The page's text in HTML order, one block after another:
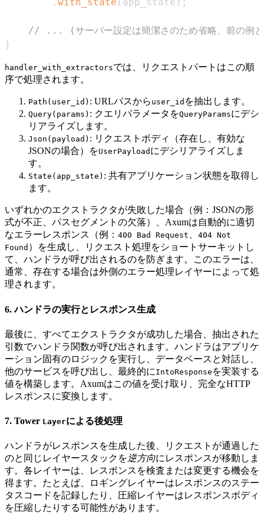
. with_state ( app_state ) ;
// ... (サーバー設定は簡潔さのため省略、前の例
}
handler_with_extractorsでは、リクエストパートはこの順
序で処理されます。
Path(user_id) : URLパスから user_id を抽出します。
Query(params) : クエリパラメータをQueryParamsにデシ
リアライズします。
Json(payload) : リクエストボディ（存在し、有効な
JSONの場合）をUserPayload にデシリアライズしま
す。
State(app_state) : 共有アプリケーション状態を取得し
ます。
いずれかのエクストラクタが失敗した場合（例：JSONの形
式が不正、パスセグメントの欠落）、Axumは自動的に適切
なエラーレスポンス（例： 400 Bad Request
404 Not
Found ）を生成し、リクエスト処理をショートサーキットし
て、ハンドラが呼び出されるのを防ぎます。このエラーは、
通常、存在する場合は外側のエラー処理レイヤーによって処
理されます。
6. ハンドラの実行とレスポンス生成
最後に、すべてエクストラクタが成功した場合、抽出された
引数でハンドラ関数が呼び出されます。ハンドラはアプリケ
ーション固有のロジックを実行し、データベースと対話し、
他のサービスを呼び出し、最終的に IntoResponse を実装する
値を構築します。Axumはこの値を受け取り、完全なHTTP
レスポンスに変換します。
7. Tower Layerによる後処理
ハンドラがレスポンスを生成した後、リクエストが通過した
のと同じレイヤースタックを逆方向にレスポンスが移動しま
す。各レイヤーは、レスポンスを検査または変更する機会を
得ます。たとえば、ロギングレイヤーはレスポンスのステー
タスコードを記録したり、圧縮レイヤーはレスポンスボディ
を圧縮したりする可能性があります。